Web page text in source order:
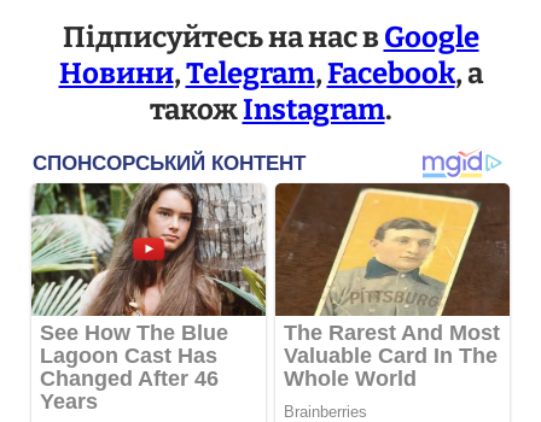
Підписуйтесь на нас вGoogle
Новини,Telegram,Facebook, а
такожInstagram.